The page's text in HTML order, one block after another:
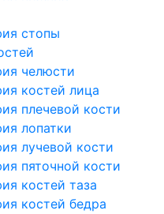
стопы
челюсти
костей лица
плечевой кости
лопатки
лучевой кости
пяточной кости
костей таза
костей бедра